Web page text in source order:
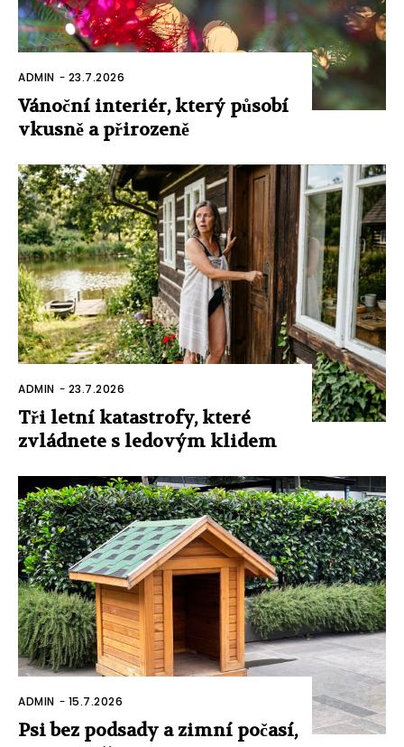
ADMIN - 23.7.2026
Vánoční interiér, který působí
vkusně a přirozeně
ADMIN - 23.7.2026
Tři letní katastrofy, které
zvládnete s ledovým klidem
ADMIN - 15.7.2026
Psi bez podsady a zimní počasí,